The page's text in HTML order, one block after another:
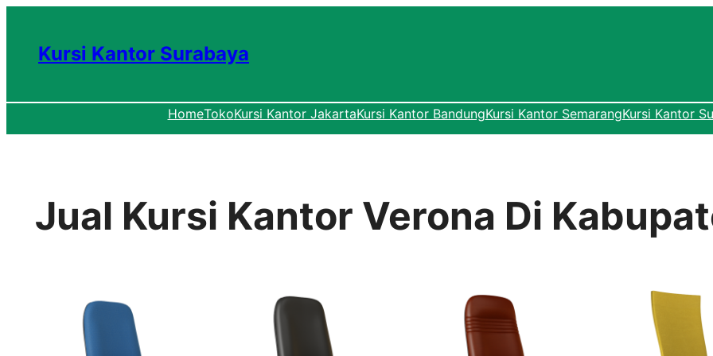
Kursi Kantor Surabaya
HomeTokoKursi Kantor JakartaKursi Kantor BandungKursi Kantor SemarangKursi Kantor
Jual Kursi Kantor Verona Di